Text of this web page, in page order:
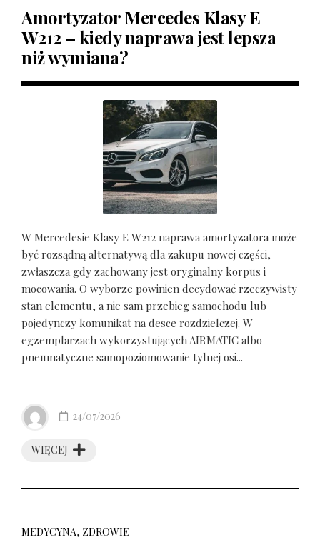
Amortyzator Mercedes Klasy E
W212 – kiedy naprawa jest lepsza
niż wymiana?
W Mercedesie Klasy E W212 naprawa amortyzatora może
być rozsądną alternatywą dla zakupu nowej części,
zwłaszcza gdy zachowany jest oryginalny korpus i
mocowania. O wyborze powinien decydować rzeczywisty
stan elementu, a nie sam przebieg samochodu lub
pojedynczy komunikat na desce rozdzielczej. W
egzemplarzach wykorzystujących AIRMATIC albo
pneumatyczne samopoziomowanie tylnej osi...
WIĘCEJ
24/07/2026
MEDYCYNA, ZDROWIE